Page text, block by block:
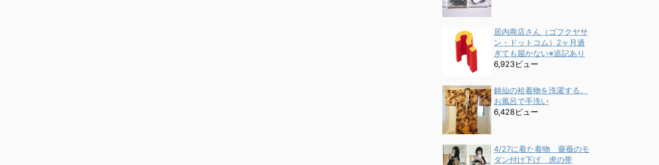
居内商店さん（ゴフクヤサ
ン・ドットコム）2ヶ月過
ぎても届かない※追記あり
6,923ビュー
銘仙の袷着物を洗濯する。
お風呂で手洗い
6,428ビュー
4/27に着た着物 薔薇のモ
ダン付け下げ 虎の帯